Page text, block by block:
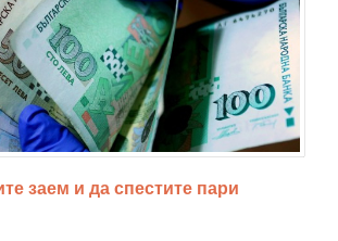
заем и да спестите пари